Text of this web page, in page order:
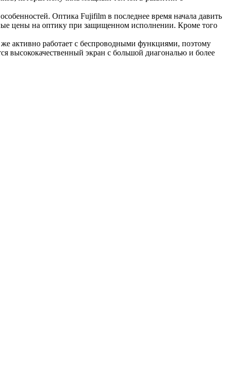
Оптика Fujifilm в последнее время начала давить
цены на оптику при защищенном исполнении. Кроме того
активно работает с беспроводными функциями, поэтому
высококачественный экран с большой диагональю и более